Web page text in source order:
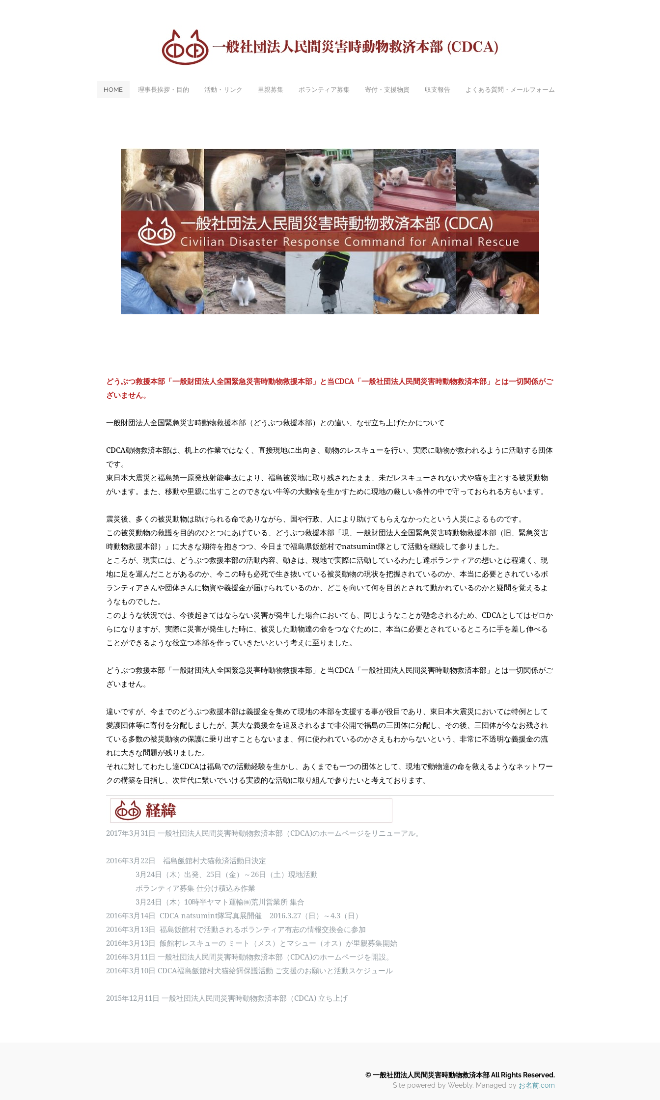
HOME 理事長挨拶・目的 活動・リンク 里親募集 ボランティア募集 寄付・支援物資 収支報告 よくある質問・メールフォーム
どうぶつ救援本部「一般財団法人全国緊急災害時動物救援本部」と当CDCA「一般社団法人民間災害時動物救済本部」とは一切関係がご
ざいません。
一般財団法人全国緊急災害時動物救援本部（どうぶつ救援本部）との違い、なぜ立ち上げたかについて
CDCA動物救済本部は、机上の作業ではなく、直接現地に出向き、動物のレスキューを行い、実際に動物が救われるように活動する団体
です。
東日本大震災と福島第一原発放射能事故により、福島被災地に取り残されたまま、未だレスキューされない犬や猫を主とする被災動物
がいます。
また、移動や里親に出すことのできない牛等の大動物を生かすために現地の厳しい条件の中で守っておられる方もいます。
震災後、多くの被災動物は助けられる命でありながら、国や行政、人により助けてもらえなかったという人災によるものです。
この被災動物の救護を目的のひとつにあげている、どうぶつ救援本部「現、一般財団法人全国緊急災害時動物救援本部（旧、緊急災害
時動物救援本部）」に大きな期待を抱きつつ、今日まで福島県飯舘村でnatsumint隊として活動を継続して参りました。
ところが、現実には、どうぶつ救援本部の活動内容、動きは、現地で実際に活動しているわたし達ボランティアの想いとは程遠く、現
地に足を運んだことがあるのか、今この時も必死で生き抜いている被災動物の現状を把握されているのか、本当に必要とされているボ
ランティアさんや団体さんに物資や義援金が届けられているのか、どこを向いて何を目的とされて動かれているのかと疑問を覚えるよ
うなものでした。
このような状況では、今後起きてはならない災害が発生した場合においても、同じようなことが懸念されるため、CDCAとしてはゼロか
らになりますが、実際に災害が発生した時に、被災した動物達の命をつなぐために、本当に必要とされているところに手を差し伸べる
ことができるような役立つ本部を作っていきたいという考えに至りました。
どうぶつ救援本部「一般財団法人全国緊急災害時動物救援本部」と当CDCA「一般社団法人民間災害時動物救済本部」とは一切関係がご
ざいません。
違いですが、今までのどうぶつ救援本部は義援金を集めて現地の本部を支援する事が役目であり、東日本大震災においては特例として
愛護団体等に寄付を分配しましたが、莫大な義援金を追及されるまで非公開で福島の三団体に分配し、その後、三団体が今なお残され
ている多数の被災動物の保護に乗り出すこともないまま、何に使われているのかさえもわからないという、非常に不透明な義援金の流
れに大きな問題が残りました。
それに対してわたし達CDCAは福島での活動経験を生かし、あくまでも一つの団体として、現地で動物達の命を救えるようなネットワー
クの構築を目指し、次世代に繋いでいける実践的な活動に取り組んで参りたいと考えております。
​2017年3月31日 一般社団法人民間災害時動物救済本部（CDCA)のホームページをリニューアル。
2016年3月22日 福島飯館村犬猫救済活動日決定
3月24日（木）出発、25日（金）～26日（土）現地活動
ボランティア募集 仕分け積込み作業
3月24日（木）10時半ヤマト運輸㈱荒川営業所 集合
2016年3月14日
CDCA natsumint隊写真展開催 2016.3.27（日）～4.3（日）
2016年3月13日
福島飯館村で活動されるボランティア有志の情報交換会に参加
2016年3月13日
飯館村レスキューの ミート（メス）とマシュー（オス）が里親募集開始
​2016年3月11日 一般社団法人民間災害時動物救済本部（CDCA)のホームページを開設。
2016年3月10日 CDCA福島飯館村犬猫給餌保護活動 ご支援のお願いと活動スケジュール
2015年12月11日 一般社団法人民間災害時動物救済本部（CDCA) 立ち上げ
© 一般社団法人民間災害時動物救済本部 All Rights Reserved.
​Site powered by Weebly. Managed by お名前.com